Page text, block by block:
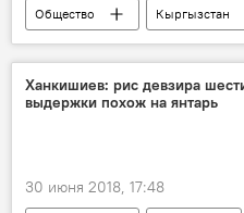
Общество Кыргызстан
имена
значение
Кыргызские имена для мальчиков
Ханкишиев: рис девзира
выдержки похож на янтарь
30 июня 2018, 17:48